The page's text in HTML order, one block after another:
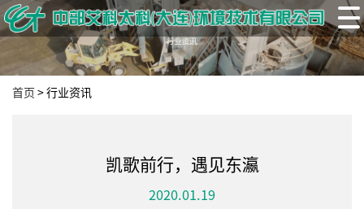
首页 >行业资讯
凯歌前行，遇见东瀛
2020.01.19